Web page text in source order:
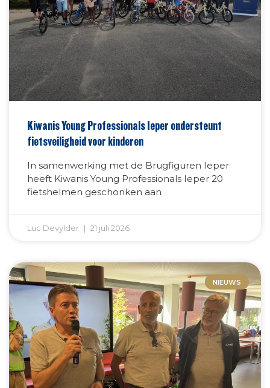
Kiwanis Young Professionals Ieper ondersteunt
fietsveiligheid voor kinderen
In samenwerking met de Brugfiguren Ieper
heeft Kiwanis Young Professionals Ieper 20
fietshelmen geschonken aan
Luc Devylder 21 juli 2026
NIEUWS